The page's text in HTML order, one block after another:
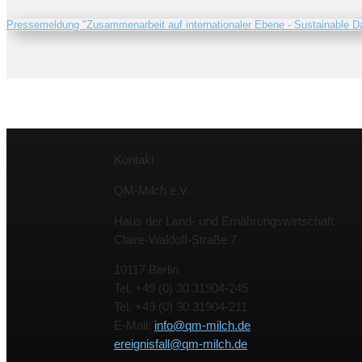
Pressemeldung "Zusammenarbeit auf internationaler Ebene - Sustainable
QM-Milch e.V.
Haus der Land- und Ernährungswirtschaft
Claire-Waldoff-Straße 7
10117 Berlin
Tel. +49 (0) 30 31904-245
Tel. +49 (0) 30 31904-211
E-Mail: info@qm-milch.de
ereignisfall@qm-milch.de